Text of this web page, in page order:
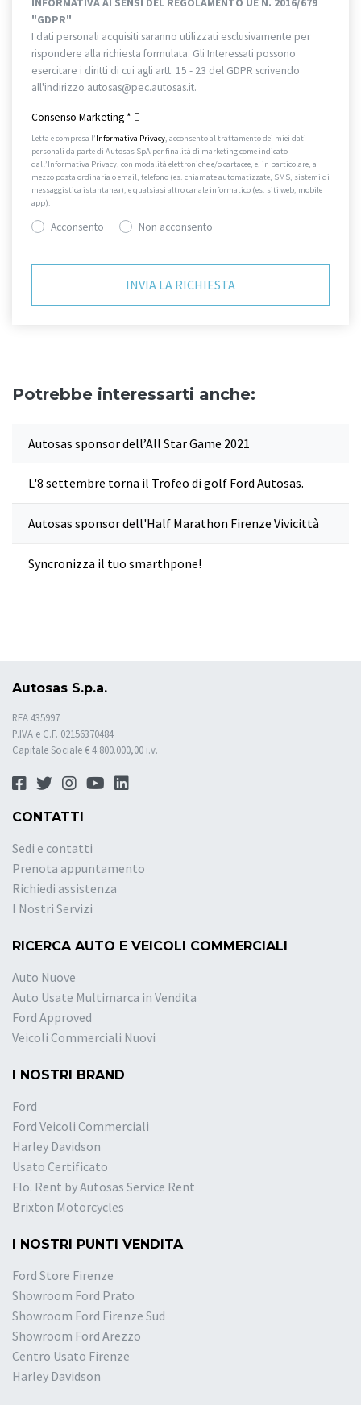
"GDPR"
I dati personali acquisiti saranno utilizzati esclusivamente per
rispondere alla richiesta formulata. Gli Interessati possono
esercitare i diritti di cui agli artt. 15 - 23 del GDPR scrivendo
all'indirizzo autosas@pec.autosas.it.
Consenso Marketing *
Letta e compresa l’Informativa Privacy, acconsento al trattamento dei miei dati
personali da parte di Autosas SpA per finalità di marketing come indicato
dall’Informativa Privacy, con modalità elettroniche e/o cartacee, e, in particolare, a
mezzo posta ordinaria o email, telefono (es. chiamate automatizzate, SMS, sistemi di
messaggistica istantanea), e qualsiasi altro canale informatico (es. siti web, mobile
app).
Acconsento Non acconsento
Potrebbe interessarti anche:
Autosas sponsor dell’All Star Game 2021
L'8 settembre torna il Trofeo di golf Ford Autosas.
Autosas sponsor dell'Half Marathon Firenze Vivicittà
Syncronizza il tuo smarthpone!
Autosas S.p.a.
REA 435997
P.IVA e C.F. 02156370484
Capitale Sociale € 4.800.000,00 i.v.
CONTATTI
Sedi e contatti
Prenota appuntamento
Richiedi assistenza
I Nostri Servizi
RICERCA AUTO E VEICOLI COMMERCIALI
Auto Nuove
Auto Usate Multimarca in Vendita
Ford Approved
Veicoli Commerciali Nuovi
I NOSTRI BRAND
Ford
Ford Veicoli Commerciali
Harley Davidson
Usato Certificato
Flo. Rent by Autosas Service Rent
Brixton Motorcycles
I NOSTRI PUNTI VENDITA
Ford Store Firenze
Showroom Ford Prato
Showroom Ford Firenze Sud
Showroom Ford Arezzo
Centro Usato Firenze
Harley Davidson